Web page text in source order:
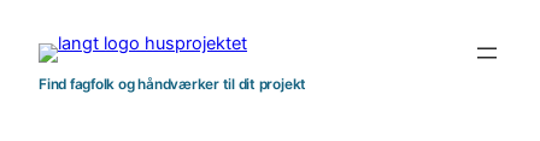
indhold
Find fagfolk og håndværker til dit projekt